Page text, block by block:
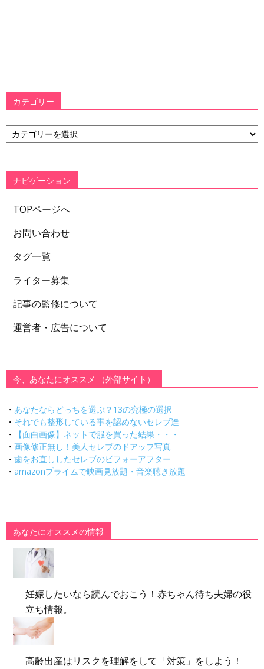
カテゴリー
カ
テ
ー
ナビゲーション
TOPページへ
お問い合わせ
タグ一覧
ライター募集
記事の監修について
運営者・広告について
今、あなたにオススメ （外部サイト）
・ あなたならどっちを選ぶ？13の究極の選択
・ それでも整形している事を認めないセレブ達
・
【面白画像】ネットで服を買った結果・・・
・ 画像修正無し！美人セレブのドアップ写真
・ 歯をお直ししたセレブのビフォーアフター
・ amazonプライムで映画見放題・音楽聴き放題
あなたにオススメの情報
妊娠したいなら読んでおこう！赤ちゃん待ち夫婦の役
立ち情報。
高齢出産はリスクを理解をして「対策」をしよう！